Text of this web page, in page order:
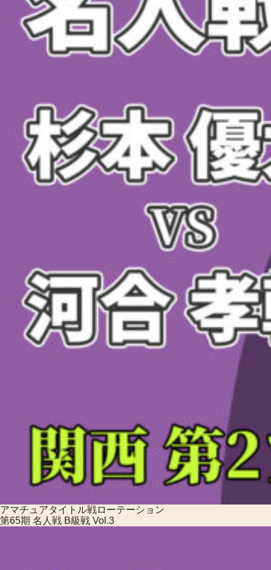
アマチュアタイトル戦ローテーション
第65期 名人戦 B級戦 Vol.3